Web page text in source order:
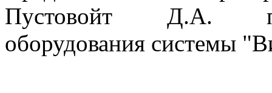
Пустовойт Д.А.
оборудования системы